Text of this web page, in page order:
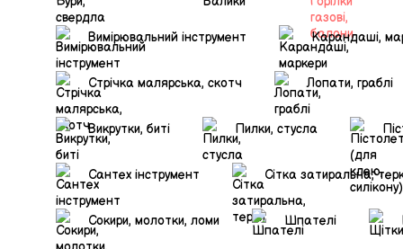
Вимірювальний інструмент Карандаші,
Стрічка малярська, скотч Лопати, граблі
Викрутки, биті Пилки, стусла
Сантех інструмент Сітка затиральна,
Сокири, молотки, ломи Шпателі